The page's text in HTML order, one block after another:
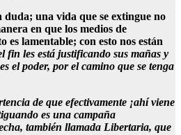
duda; una vida que se extingue no
en que los medios de
es lamentable; con esto nos están
fin les está justificando sus mañas y
el poder, por el camino que se tenga
de que efectivamente ¡ahí viene
es una campaña
también llamada Libertaria, que